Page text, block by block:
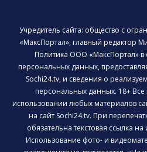
Учредитель сайта: общество с
«МаксПортал», главный редактор
Политика ООО «МаксПортал»
персональных данных,
Sochi24.tv, и сведения о
персональных данных. 18+
использовании любых материалов
на сайт Sochi24.tv. При
обязательна текстовая ссылка на
Использование фото- и